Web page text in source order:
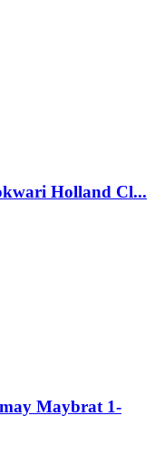
Holland Cl...
Maybrat 1-